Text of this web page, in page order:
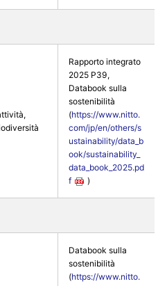
Rapporto integrato
2025 P39,
Databook sulla
sostenibilità
(https://www.nitto.
com/jp/en/others/s
ustainability/data_b
ook/sustainability_
data_book_2025.pd
f
)
Databook sulla
sostenibilità
(https://www.nitto.